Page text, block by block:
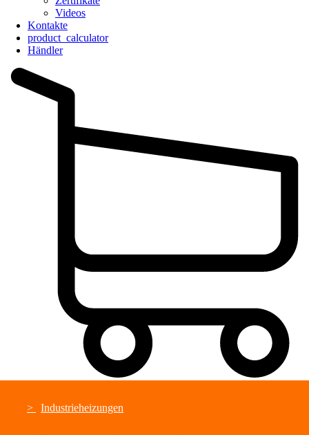
Videos
Kontakte
product_calculator
Händler
Industrieheizungen